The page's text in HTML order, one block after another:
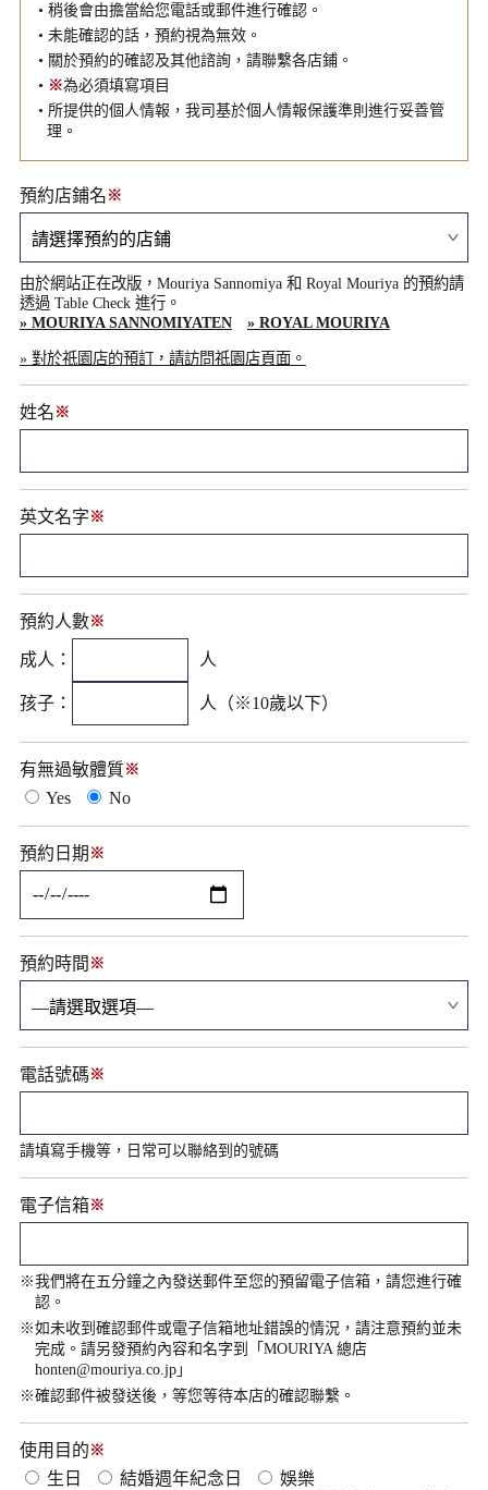
• 稍後會由擔當給您電話或郵件進行確認。
• 未能確認的話，預約視為無效。
• 關於預約的確認及其他諮詢，請聯繫各店鋪。
• ※為必須填寫項目
• 所提供的個人情報，我司基於個人情報保護準則進行妥善管
理。
預約店鋪名 ※
由於網站正在改版，Mouriya Sannomiya 和 Royal Mouriya 的預約請
透過 Table Check 進行。
» MOURIYA SANNOMIYATEN
» ROYAL MOURIYA
» 對於祇園店的預訂，請訪問祇園店頁面。
姓名 ※
英文名字 ※
預約人數※
成人： 人
孩子： 人（※10歲以下）
有無過敏體質※
Yes No
預約日期 ※
預約時間 ※
電話號碼 ※
請填寫手機等，日常可以聯絡到的號碼
電子信箱※
※我們將在五分鐘之內發送郵件至您的預留電子信箱，請您進行確
認。
※如未收到確認郵件或電子信箱地址錯誤的情況，請注意預約並未
完成。請另發預約內容和名字到「 MOURIYA 總店
honten@mouriya.co.jp」
※確認郵件被發送後，等您等待本店的確認聯繫。
使用目的 ※
生日 結婚週年紀念日
娛樂